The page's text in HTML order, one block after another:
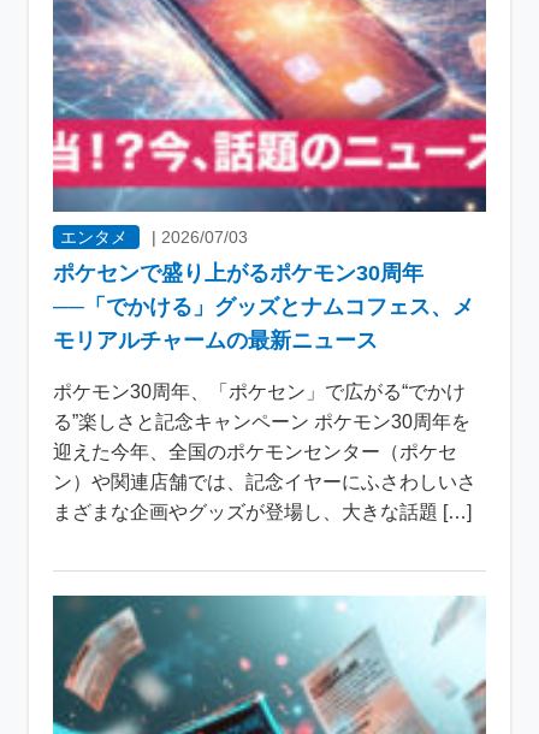
エンタメ |2026/07/03
ポケセンで盛り上がるポケモン30周年
──「でかける」グッズとナムコフェス、メ
モリアルチャームの最新ニュース
ポケモン30周年、「ポケセン」で広がる“でかけ
る”楽しさと記念キャンペーン ポケモン30周年を
迎えた今年、全国のポケモンセンター（ポケセ
ン）や関連店舗では、記念イヤーにふさわしいさ
まざまな企画やグッズが登場し、大きな話題 […]